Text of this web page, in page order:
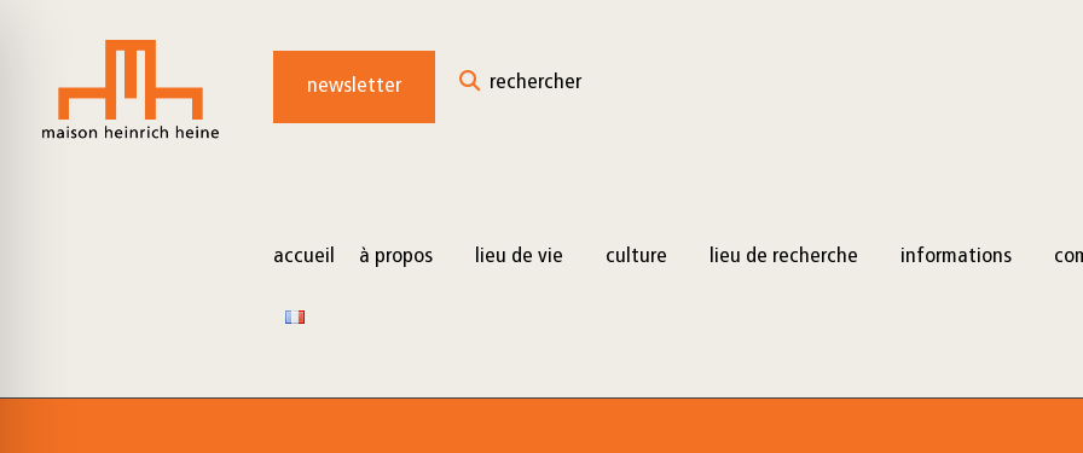
content
newsletter rechercher
accueil à propos lieu de vie culture lieu de recherche informations